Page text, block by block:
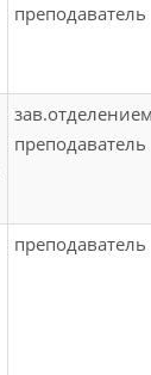
преподаватель
преподаватель
преподаватель